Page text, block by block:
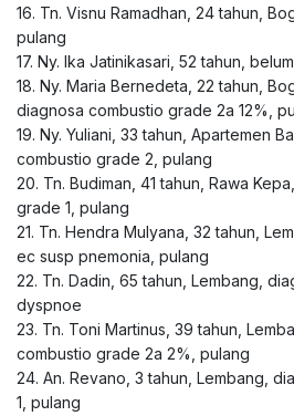
16. Tn. Visnu Ramadhan, 24 tahun,
pulang
17. Ny. Ika Jatinikasari, 52 tahun,
18. Ny. Maria Bernedeta, 22 tahun,
diagnosa combustio grade 2a 12%,
19. Ny. Yuliani, 33 tahun, Apartemen
combustio grade 2, pulang
20. Tn. Budiman, 41 tahun, Rawa
grade 1, pulang
21. Tn. Hendra Mulyana, 32 tahun,
ec susp pnemonia, pulang
22. Tn. Dadin, 65 tahun, Lembang,
dyspnoe
23. Tn. Toni Martinus, 39 tahun,
combustio grade 2a 2%, pulang
24. An. Revano, 3 tahun, Lembang,
1, pulang